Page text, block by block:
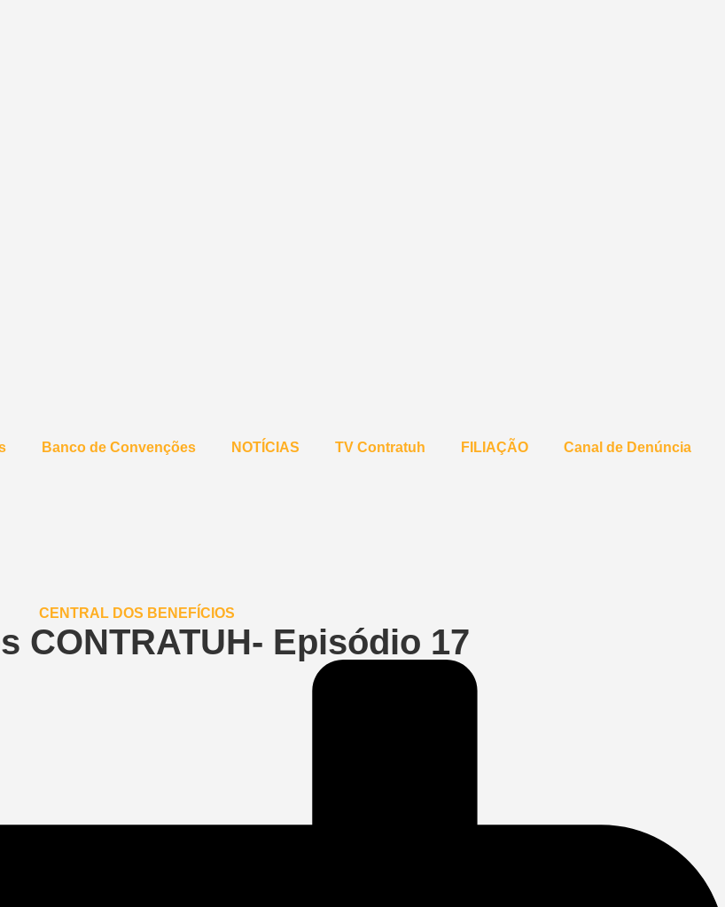
Banco de Convenções NOTÍCIAS TV Contratuh FILIAÇÃO Canal de Denúncia
CONTRATUH- Episódio 17